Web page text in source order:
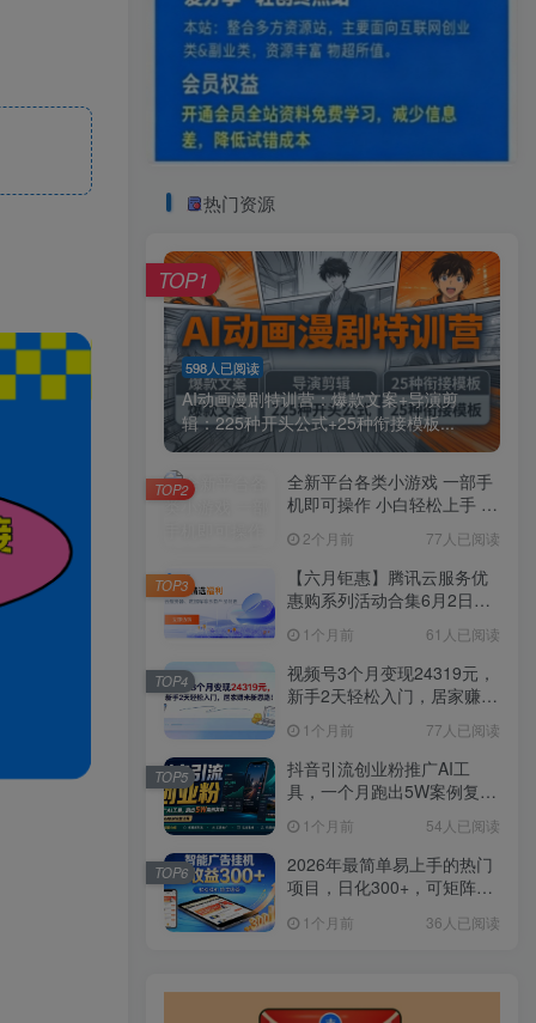
热门资源
598人已阅读
AI动画漫剧特训营：爆款文案+导演剪
辑：225种开头公式+25种衔接模板...
TOP1
全新平台各类小游戏 一部手
机即可操作 小白轻松上手 长
2个月前 77人已阅读
TOP2
【六月钜惠】腾讯云服务优
惠购系列活动合集6月2日更
1个月前 61人已阅读
TOP3
视频号3个月变现24319元，
新手2天轻松入门，居家赚米
1个月前 77人已阅读
TOP4
抖音引流创业粉推广AI工
具，一个月跑出5W案例复
1个月前 54人已阅读
TOP5
2026年最简单易上手的热门
项目，日化300+，可矩阵操
1个月前 36人已阅读
TOP6